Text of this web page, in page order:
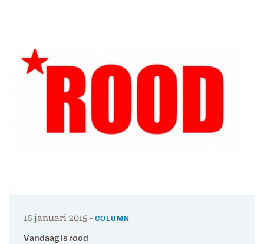
16 januari 2015 - COLUMN
Vandaag is rood